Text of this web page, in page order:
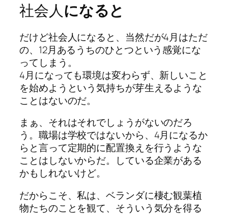
社会人になると
だけど社会人になると、当然だが4月はただ
の、12月あるうちのひとつという感覚にな
ってしまう。
4月になっても環境は変わらず、新しいこと
を始めようという気持ちが芽生えるような
ことはないのだ。
まぁ、それはそれでしょうがないのだろ
う。職場は学校ではないから、4月になるか
らと言って定期的に配置換えを行うような
ことはしないからだ。している企業がある
かもしれないけど。
だからこそ、私は、ベランダに棲む観葉植
物たちのことを観て、そういう気分を得る